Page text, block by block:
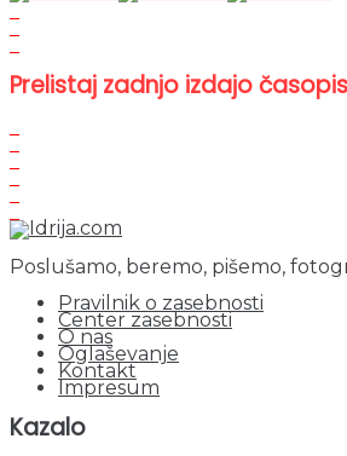
Prelistaj zadnjo izdajo
Poslušamo, beremo, pišemo,
Pravilnik o zasebnosti
Center zasebnosti
O nas
Oglaševanje
Kontakt
Impresum
Kazalo